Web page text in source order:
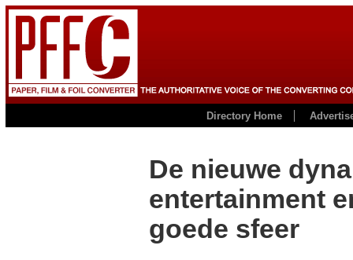
Directory Home
De nieuwe
entertainment
goede sfeer